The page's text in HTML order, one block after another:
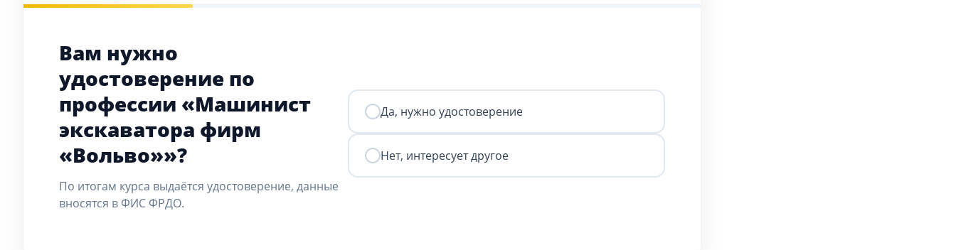
Вам нужно
удостоверение по
профессии «Машинист
экскаватора фирм
«Вольво»»?
По итогам курса выдаётся удостоверение, данные
вносятся в ФИС ФРДО.
Да, нужно удостоверение
Нет, интересует другое